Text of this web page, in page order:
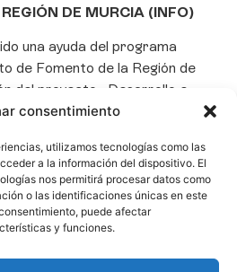
consentimiento
utilizamos tecnologías como las
a la información del dispositivo. El
nos permitirá procesar datos como
o las identificaciones únicas en este
puede afectar
y funciones.
DE MURCIA (INFO)
una ayuda del programa
de Fomento de la Región de
del proyecto «Desarrollo e
de Inteligencia Artificial
digital, la automatización
de la gestión de clientes